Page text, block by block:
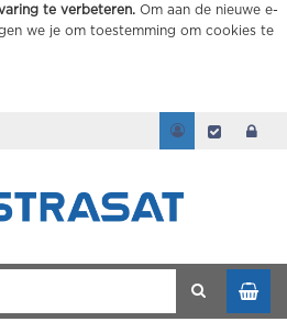
te verbeteren. Om aan de nieuwe e-
we je om toestemming om cookies te